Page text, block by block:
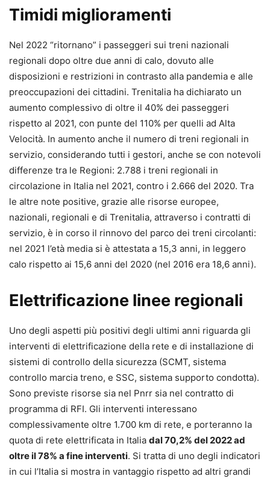
Timidi miglioramenti
Nel 2022 “ritornano” i passeggeri sui treni nazionali
regionali dopo oltre due anni di calo, dovuto alle
disposizioni e restrizioni in contrasto alla pandemia e alle
preoccupazioni dei cittadini. Trenitalia ha dichiarato un
aumento complessivo di oltre il 40% dei passeggeri
rispetto al 2021, con punte del 110% per quelli ad Alta
Velocità. In aumento anche il numero di treni regionali in
servizio, considerando tutti i gestori, anche se con notevoli
differenze tra le Regioni: 2.788 i treni regionali in
circolazione in Italia nel 2021, contro i 2.666 del 2020. Tra
le altre note positive, grazie alle risorse europee,
nazionali, regionali e di Trenitalia, attraverso i contratti di
servizio, è in corso il rinnovo del parco dei treni circolanti:
nel 2021 l’età media si è attestata a 15,3 anni, in leggero
calo rispetto ai 15,6 anni del 2020 (nel 2016 era 18,6 anni).
Elettrificazione linee regionali
Uno degli aspetti più positivi degli ultimi anni riguarda gli
interventi di elettrificazione della rete e di installazione di
sistemi di controllo della sicurezza (SCMT, sistema
controllo marcia treno, e SSC, sistema supporto condotta).
Sono previste risorse sia nel Pnrr sia nel contratto di
programma di RFI. Gli interventi interessano
complessivamente oltre 1.700 km di rete, e porteranno la
quota di rete elettrificata in Italia dal 70,2% del 2022 ad
oltre il 78% a fine interventi. Si tratta di uno degli indicatori
in cui l’Italia si mostra in vantaggio rispetto ad altri grandi